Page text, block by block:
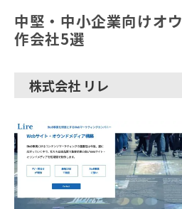
中堅・中小企業向けオ
作会社5選
株式会社 リレ